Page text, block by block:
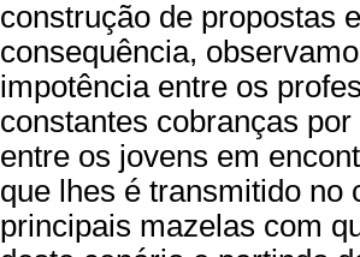
construção de propostas
consequência,
impotência entre os
constantes cobranças
entre os jovens em
que lhes é transmitido no
principais mazelas com